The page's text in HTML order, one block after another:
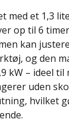
med et 1,3
op til 6
kan
og den
kW – ideel til
uden
hvilket